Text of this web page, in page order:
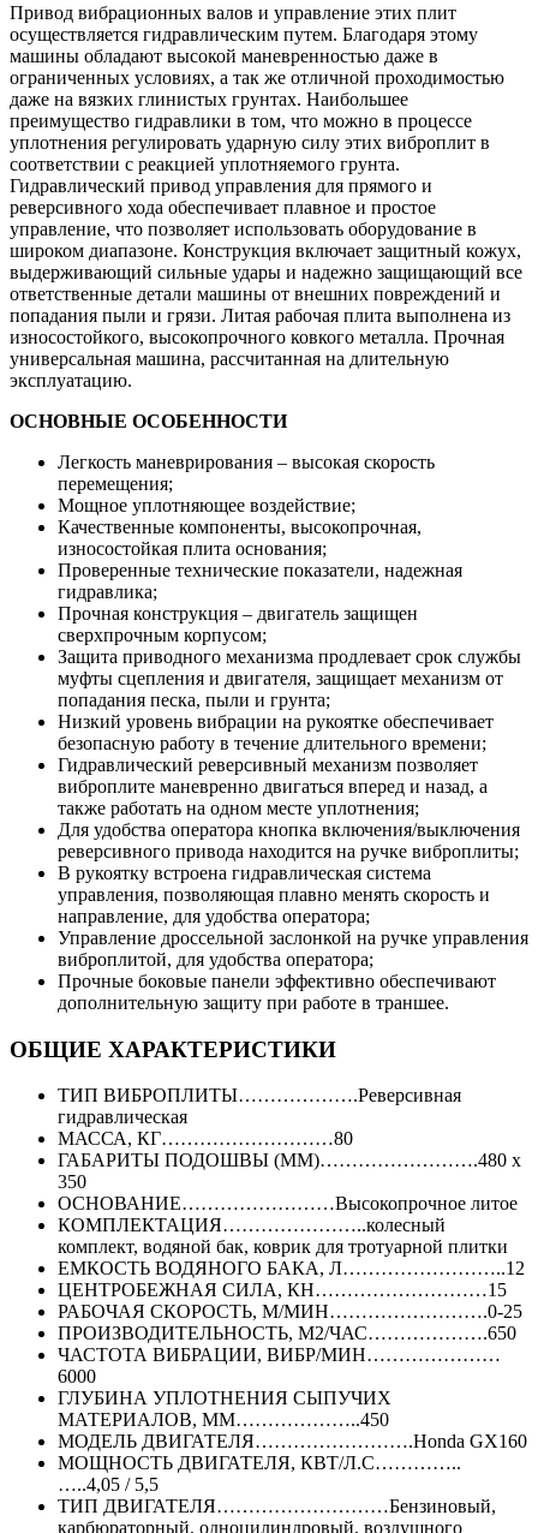
Привод вибрационных валов и управление этих плит
осуществляется гидравлическим путем. Благодаря этому
машины обладают высокой маневренностью даже в
ограниченных условиях, а так же отличной проходимостью
даже на вязких глинистых грунтах. Наибольшее
преимущество гидравлики в том, что можно в процессе
уплотнения регулировать ударную силу этих виброплит в
соответствии с реакцией уплотняемого грунта.
Гидравлический привод управления для прямого и
реверсивного хода обеспечивает плавное и простое
управление, что позволяет использовать оборудование в
широком диапазоне. Конструкция включает защитный кожух,
выдерживающий сильные удары и надежно защищающий все
ответственные детали машины от внешних повреждений и
попадания пыли и грязи. Литая рабочая плита выполнена из
износостойкого, высокопрочного ковкого металла. Прочная
универсальная машина, рассчитанная на длительную
эксплуатацию.
ОСНОВНЫЕ ОСОБЕННОСТИ
Легкость маневрирования – высокая скорость
перемещения;
Мощное уплотняющее воздействие;
Качественные компоненты, высокопрочная,
износостойкая плита основания;
Проверенные технические показатели, надежная
гидравлика;
Прочная конструкция – двигатель защищен
сверхпрочным корпусом;
Защита приводного механизма продлевает срок службы
муфты сцепления и двигателя, защищает механизм от
попадания песка, пыли и грунта;
Низкий уровень вибрации на рукоятке обеспечивает
безопасную работу в течение длительного времени;
Гидравлический реверсивный механизм позволяет
виброплите маневренно двигаться вперед и назад, а
также работать на одном месте уплотнения;
Для удобства оператора кнопка включения/выключения
реверсивного привода находится на ручке виброплиты;
В рукоятку встроена гидравлическая система
управления, позволяющая плавно менять скорость и
направление, для удобства оператора;
Управление дроссельной заслонкой на ручке управления
виброплитой, для удобства оператора;
Прочные боковые панели эффективно обеспечивают
дополнительную защиту при работе в траншее.
ОБЩИЕ ХАРАКТЕРИСТИКИ
ТИП ВИБРОПЛИТЫ……………….Реверсивная
гидравлическая
МАССА, КГ………………………80
ГАБАРИТЫ ПОДОШВЫ (ММ)…………………….480 х
350
ОСНОВАНИЕ……………………Высокопрочное литое
КОМПЛЕКТАЦИЯ…………………..колесный
комплект, водяной бак, коврик для тротуарной плитки
ЕМКОСТЬ ВОДЯНОГО БАКА, Л……………………..12
ЦЕНТРОБЕЖНАЯ СИЛА, КН………………………15
РАБОЧАЯ СКОРОСТЬ, М/МИН…………………….0-25
ПРОИЗВОДИТЕЛЬНОСТЬ, М2/ЧАС……………….650
ЧАСТОТА ВИБРАЦИИ, ВИБР/МИН…………………
6000
ГЛУБИНА УПЛОТНЕНИЯ СЫПУЧИХ
МАТЕРИАЛОВ, ММ………………..450
МОДЕЛЬ ДВИГАТЕЛЯ…………………….Honda GX160
МОЩНОСТЬ ДВИГАТЕЛЯ, КВТ/Л.С…………..
…..4,05 / 5,5
ТИП ДВИГАТЕЛЯ………………………Бензиновый,
карбюраторный, одноцилиндровый, воздушного